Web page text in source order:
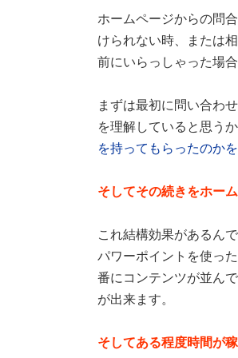
ホームページからの問
けられない時、または
前にいらっしゃった場
まずは最初に問い合わ
を理解していると思う
を持ってもらったのか
そしてその続きをホー
これ結構効果があるん
パワーポイントを使っ
番にコンテンツが並ん
が出来ます。
そしてある程度時間が